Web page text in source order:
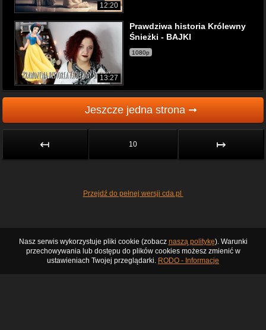
12:20
13:27
Prawdziwa historia Królewny
Śnieżki - BAJKI
1080p
Jeszcze jedna strona ➞
↤ 10 ↦
Przejdź do pełnej wersji cda.pl
Nasz serwis wykorzystuje pliki cookie (zobacz naszą politykę). Warunki
przechowywania lub dostępu do plików cookies możesz zmienić w
ustawieniach Twojej przeglądarki. RODO - Informacje